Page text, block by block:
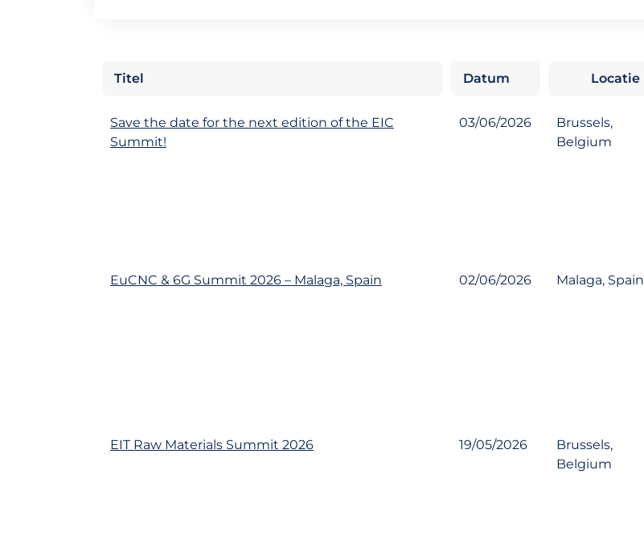
Titel Datum Locatie
Save the date for the next edition of the EIC
Summit!
03/06/2026
Brussels,
Belgium
EuCNC & 6G Summit 2026 – Malaga, Spain 02/06/2026 Malaga, Spain
EIT Raw Materials Summit 2026 19/05/2026
Brussels,
Belgium